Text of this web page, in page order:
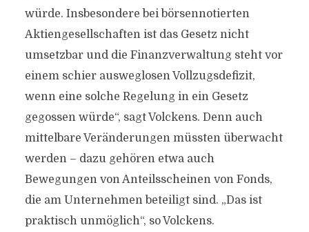
würde. Insbesondere bei börsennotierten
Aktiengesellschaften ist das Gesetz nicht
umsetzbar und die Finanzverwaltung steht vor
einem schier ausweglosen Vollzugsdefizit,
wenn eine solche Regelung in ein Gesetz
gegossen würde“, sagt Volckens. Denn auch
mittelbare Veränderungen müssten überwacht
werden – dazu gehören etwa auch
Bewegungen von Anteilsscheinen von Fonds,
die am Unternehmen beteiligt sind. „Das ist
praktisch unmöglich“, so Volckens.